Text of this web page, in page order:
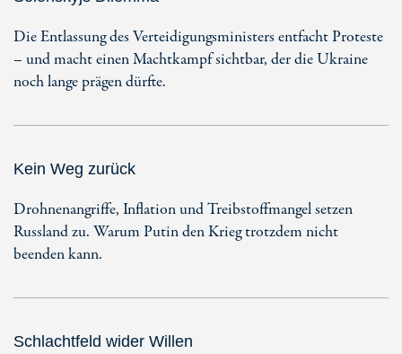
Die Entlassung des Verteidigungsministers entfacht Proteste
– und macht einen Machtkampf sichtbar, der die Ukraine
noch lange prägen dürfte.
Kein Weg zurück
Drohnenangriffe, Inflation und Treibstoffmangel setzen
Russland zu. Warum Putin den Krieg trotzdem nicht
beenden kann.
Schlachtfeld wider Willen